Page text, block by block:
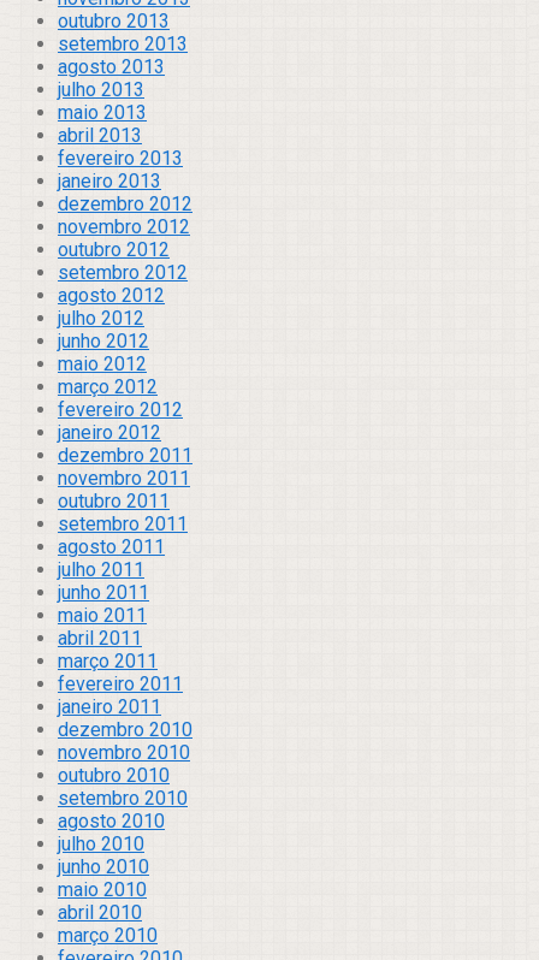
outubro 2013
setembro 2013
agosto 2013
julho 2013
maio 2013
abril 2013
fevereiro 2013
janeiro 2013
dezembro 2012
novembro 2012
outubro 2012
setembro 2012
agosto 2012
julho 2012
junho 2012
maio 2012
março 2012
fevereiro 2012
janeiro 2012
dezembro 2011
novembro 2011
outubro 2011
setembro 2011
agosto 2011
julho 2011
junho 2011
maio 2011
abril 2011
março 2011
fevereiro 2011
janeiro 2011
dezembro 2010
novembro 2010
outubro 2010
setembro 2010
agosto 2010
julho 2010
junho 2010
maio 2010
abril 2010
março 2010